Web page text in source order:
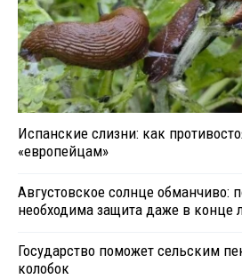
Испанские слизни: как
«европейцам»
Августовское солнце обманчиво:
необходима защита даже в конце
Государство поможет сельским
колобок